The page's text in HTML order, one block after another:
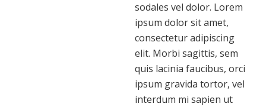
sodales vel dolor. Lorem
ipsum dolor sit amet,
consectetur adipiscing
elit. Morbi sagittis, sem
quis lacinia faucibus, orci
ipsum gravida tortor, vel
interdum mi sapien ut